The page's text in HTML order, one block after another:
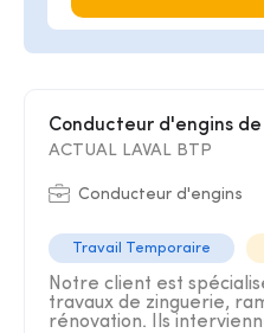
Conducteur d'engins
ACTUAL LAVAL BTP
Conducteur d'engins
Travail Temporaire
Notre client est
travaux de zinguerie,
rénovation. Ils